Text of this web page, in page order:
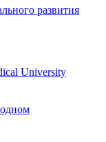
развития
University